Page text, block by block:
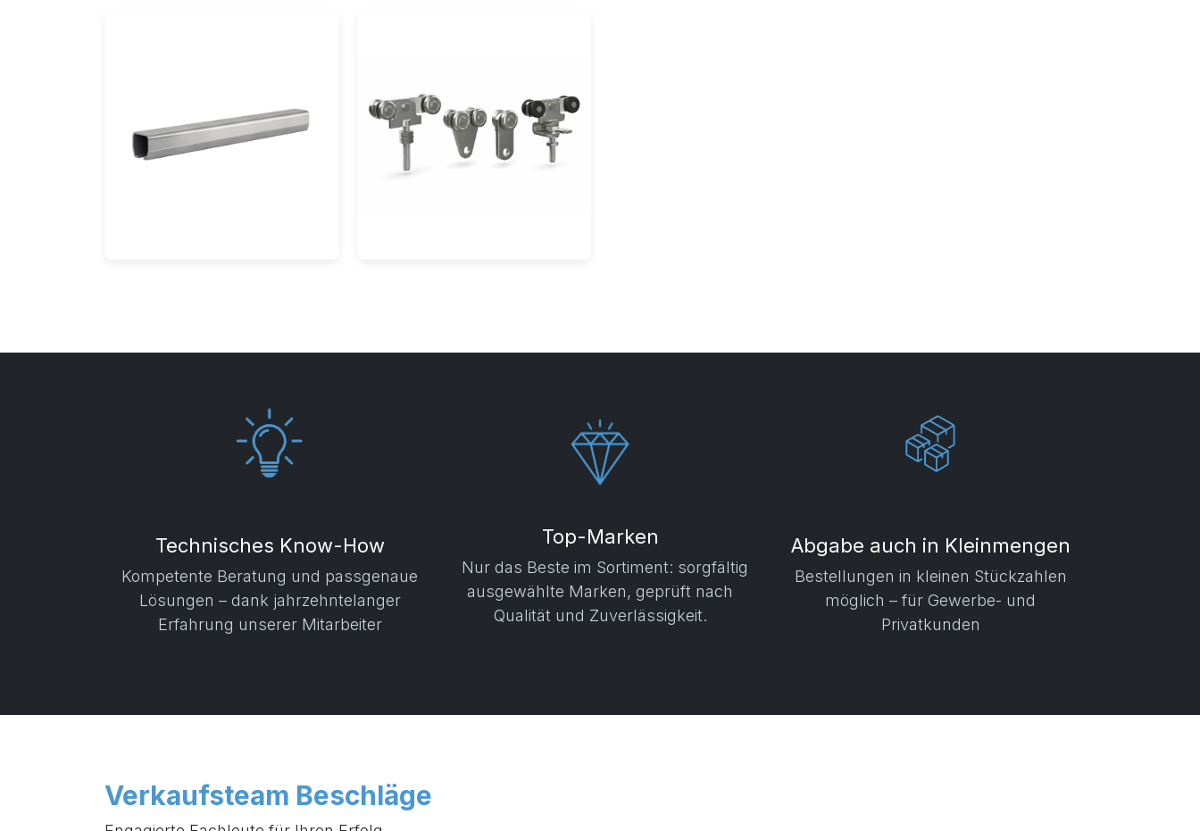
Top-Marken
Nur das Beste im Sortiment: sorgfältig
ausgewählte Marken, geprüft nach
Qualität und Zuverlässigkeit.
Technisches Know-How
Kompetente Beratung und passgenaue
Lösungen – dank jahrzehntelanger
Erfahrung unserer Mitarbeiter
Abgabe auch in Kleinmengen
​ Bestellungen in kleinen Stückzahlen
möglich – für Gewerbe- und
Privatkunden
Verkaufsteam Beschläge